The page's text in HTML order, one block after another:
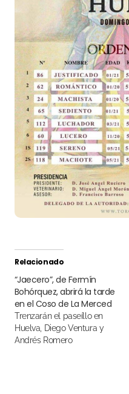
Relacionado
“Jaecero”, de Fermín
Bohórquez, abrirá la tarde
en el Coso de La Merced
Trenzarán el paseíllo en
Huelva, Diego Ventura y
Andrés Romero